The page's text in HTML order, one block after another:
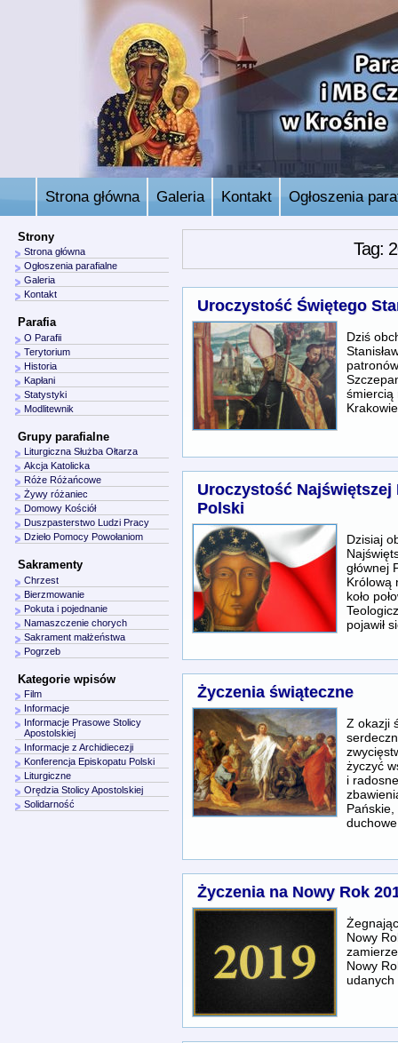
Strona główna Galeria Kontakt Ogłoszenia
Tag:
Uroczystość Świętego
Dziś
śmiercią
Uroczystość
Polski
Dzisiaj
głównej
Królową
koło
pojawił
Życzenia świąteczne
Z okazji
życzyć
i
Życzenia na Nowy Rok
Nowy
Nowy
Strony
Strona główna
Ogłoszenia parafialne
Galeria
Kontakt
Parafia
O Parafii
Terytorium
Historia
Kapłani
Statystyki
Modlitewnik
Grupy parafialne
Liturgiczna Służba Ołtarza
Akcja Katolicka
Róże Różańcowe
Żywy różaniec
Domowy Kościół
Duszpasterstwo Ludzi Pracy
Dzieło Pomocy Powołaniom
Sakramenty
Chrzest
Bierzmowanie
Pokuta i pojednanie
Namaszczenie chorych
Sakrament małżeństwa
Pogrzeb
Kategorie wpisów
Film
Informacje
Informacje Prasowe Stolicy
Apostolskiej
Informacje z Archidiecezji
Konferencja Episkopatu Polski
Liturgiczne
Orędzia Stolicy Apostolskiej
Solidarność